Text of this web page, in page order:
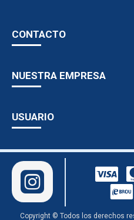
CONTACTO
NUESTRA EMPRESA
USUARIO
Copyright © Todos los derechos